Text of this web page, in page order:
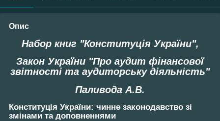
Опис
Набор книг "Конституція України",
Закон України "Про аудит фінансової
звітності та аудиторську діяльність"
Паливода А.В.
Конституція України: чинне законодавство зі
змінами та доповненнями